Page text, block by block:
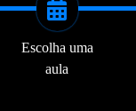
Escolha uma
aula